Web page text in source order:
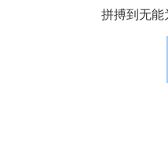
拼搏到无能